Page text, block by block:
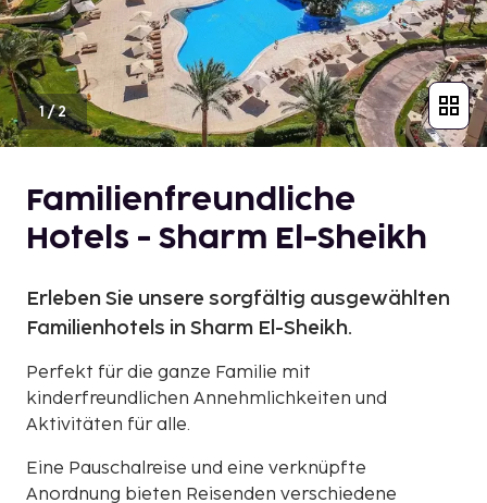
1/2
Familienfreundliche
Hotels - Sharm El-Sheikh
Erleben Sie unsere sorgfältig ausgewählten
Familienhotels in Sharm El-Sheikh.
Perfekt für die ganze Familie mit
kinderfreundlichen Annehmlichkeiten und
Aktivitäten für alle.
Eine Pauschalreise und eine verknüpfte
Anordnung bieten Reisenden verschiedene